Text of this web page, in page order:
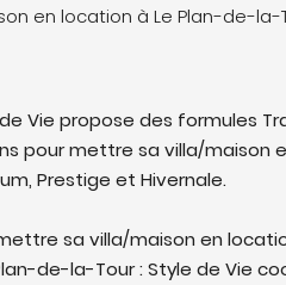
en location à Le Plan-de-
Vie propose des formules
pour mettre sa villa/maison
Prestige et Hivernale.
sa villa/maison en
de-la-Tour : Style de Vie